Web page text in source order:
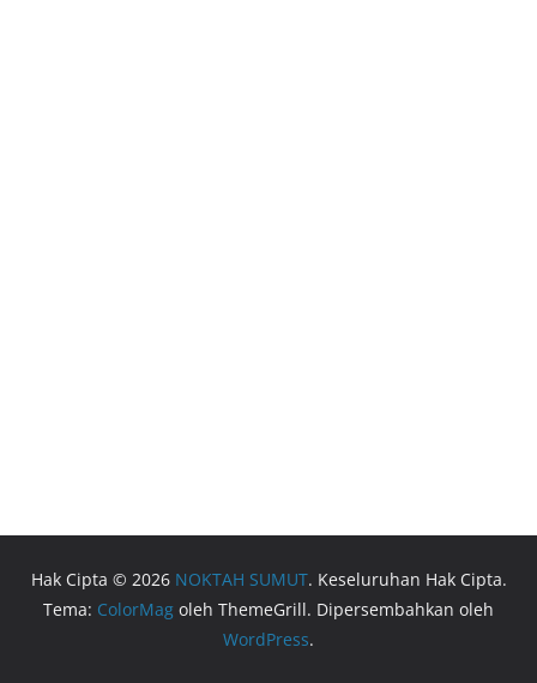
Hak Cipta © 2026 NOKTAH SUMUT. Keseluruhan Hak Cipta.
Tema: ColorMag oleh ThemeGrill. Dipersembahkan oleh
WordPress.